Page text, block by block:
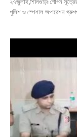
পুলিশ ও স্পেশাল অপারেশন